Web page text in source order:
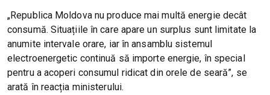
„Republica Moldova nu produce mai multă energie decât
consumă. Situațiile în care apare un surplus sunt limitate la
anumite intervale orare, iar în ansamblu sistemul
electroenergetic continuă să importe energie, în special
pentru a acoperi consumul ridicat din orele de seară”, se
arată în reacția ministerului.